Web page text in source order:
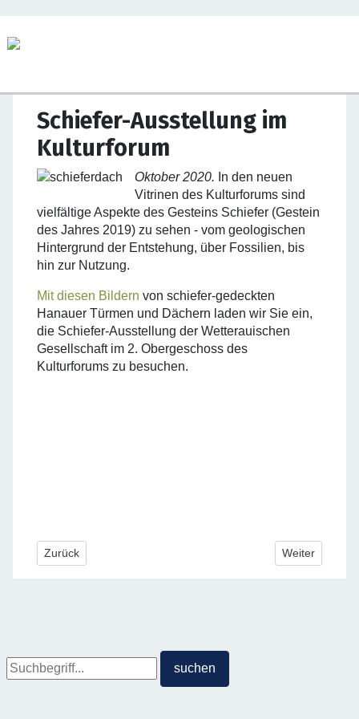
Schiefer-Ausstellung im
Kulturforum
Oktober 2020. In den neuen
Vitrinen des Kulturforums sind
vielfältige Aspekte des Gesteins Schiefer (Gestein
des Jahres 2019) zu sehen - vom geologischen
Hintergrund der Entstehung, über Fossilien, bis
hin zur Nutzung.
Mit diesen Bildern von schiefer-gedeckten
Hanauer Türmen und Dächern laden wir Sie ein,
die Schiefer-Ausstellung der Wetterauischen
Gesellschaft im 2. Obergeschoss des
Kulturforums zu besuchen.
Vorheriger Beitrag: Themenband "Wald" erschienen
Zurück Nächster
Weiter
Suche
suchen